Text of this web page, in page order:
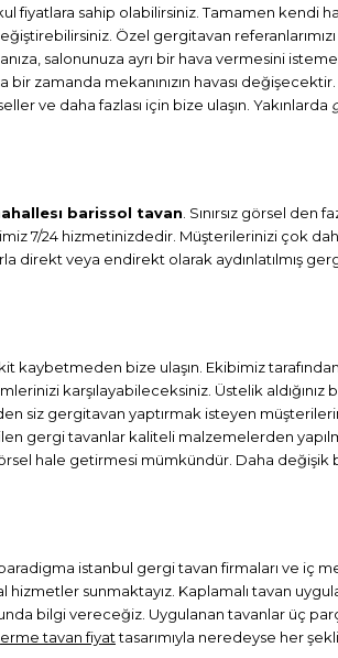
sahip olabilirsiniz. Tamamen kendi
Özel gergitavan
salonunuza ayrı bir hava vermesini
zamanda mekanınızın havası
ve daha fazlası için bize ulaşın. Yakınlarda
barissol tavan . Sınırsız görsel
7/24 hizmetinizdedir. Müşterilerinizi çok
direkt veya endirekt olarak aydınlatılmış
kaybetmeden bize ulaşın. Ekibimiz
karşılayabileceksiniz. Üstelik aldığınız
siz gergitavan yaptırmak isteyen
gergi tavanlar kaliteli malzemelerden
hale getirmesi mümkündür. Daha
istanbul gergi tavan firmaları ve iç
sunmaktayız. Kaplamalı tavan
bilgi vereceğiz. Uygulanan tavanlar üç
tavan fiyattasarımıyla neredeyse her